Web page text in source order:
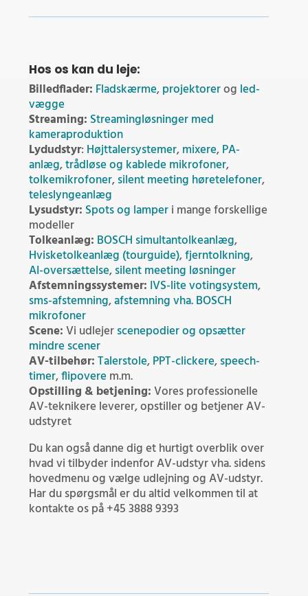
Hos os kan du leje:
Billedflader: Fladskærme,projektorerog led-
vægge
Streaming: Streamingløsninger med
kameraproduktion
Lydudstyr: Højttalersystemer,mixere,PA-
anlæg,trådløse og kablede mikrofoner,
tolkemikrofoner,silent meeting høretelefoner,
teleslyngeanlæg
Lysudstyr: Spots og lamperi mange forskellige
modeller
Tolkeanlæg: BOSCH simultantolkeanlæg,
Hvisketolkeanlæg (tourguide),fjerntolkning,
AI-oversættelse,silent meeting løsninger
Afstemningssystemer: IVS-lite votingsystem,
sms-afstemning,afstemning vha. BOSCH
mikrofoner
Scene:Vi udlejerscenepodier og opsætter
mindre scener
AV-tilbehør:Talerstole,PPT-clickere,speech-
timer,flipoverem.m.
Opstilling & betjening:Vores professionelle
AV-teknikere leverer, opstiller og betjener AV-
udstyret
Du kan også danne dig et hurtigt overblik over
hvad vi tilbyder indenfor AV-udstyr vha. sidens
hovedmenu og vælge udlejning og AV-udstyr.
Har du spørgsmål er du altid velkommen til at
kontakte os på +45 3888 9393